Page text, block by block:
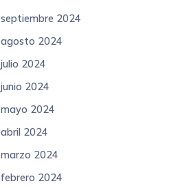
septiembre 2024
agosto 2024
julio 2024
junio 2024
mayo 2024
abril 2024
marzo 2024
febrero 2024